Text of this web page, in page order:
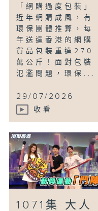
「網購過度包裝」
近年網購成風，有
環保團體推算，每
年送達香港的網購
貨品包裝重達270
萬公斤！面對包裝
氾濫問題，環保...
29/07/2026
收看
1071集 大人